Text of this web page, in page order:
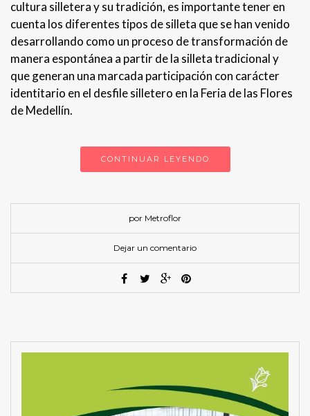
cultura silletera y su tradición, es importante tener en
cuenta los diferentes tipos de silleta que se han venido
desarrollando como un proceso de transformación de
manera espontánea a partir de la silleta tradicional y
que generan una marcada participación con carácter
identitario en el desfile silletero en la Feria de las Flores
de Medellín.
CONTINUAR LEYENDO
por Metroflor
Dejar un comentario